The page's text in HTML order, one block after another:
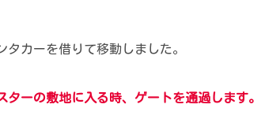
タカーを借りて移動しました。
ターの敷地に入る時、ゲートを通過します。